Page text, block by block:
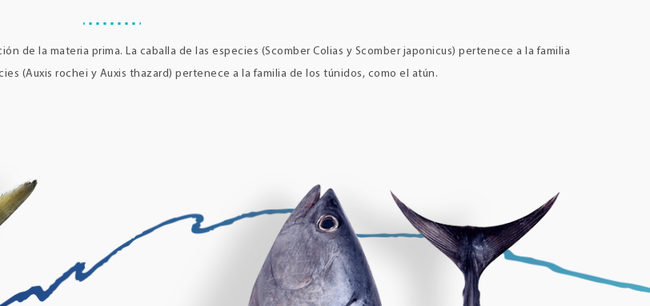
de la materia prima. La caballa de las especies (Scomber Colias y Scomber japonicus) pertenece a la familia
(Auxis rochei y Auxis thazard) pertenece a la familia de los túnidos, como el atún.